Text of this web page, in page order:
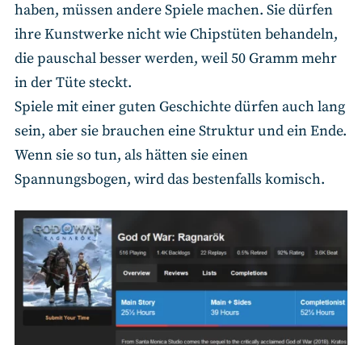
haben, müssen andere Spiele machen. Sie dürfen
ihre Kunstwerke nicht wie Chipstüten behandeln,
die pauschal besser werden, weil 50 Gramm mehr
in der Tüte steckt.
Spiele mit einer guten Geschichte dürfen auch lang
sein, aber sie brauchen eine Struktur und ein Ende.
Wenn sie so tun, als hätten sie einen
Spannungsbogen, wird das bestenfalls komisch.